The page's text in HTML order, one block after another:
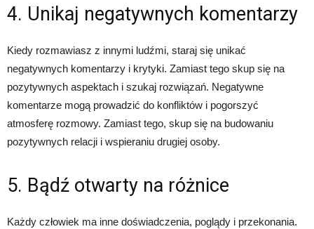
4. Unikaj negatywnych komentarzy
Kiedy rozmawiasz z innymi ludźmi, staraj się unikać
negatywnych komentarzy i krytyki. Zamiast tego skup się na
pozytywnych aspektach i szukaj rozwiązań. Negatywne
komentarze mogą prowadzić do konfliktów i pogorszyć
atmosferę rozmowy. Zamiast tego, skup się na budowaniu
pozytywnych relacji i wspieraniu drugiej osoby.
5. Bądź otwarty na różnice
Każdy człowiek ma inne doświadczenia, poglądy i przekonania.